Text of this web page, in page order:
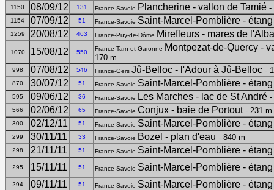
1150 08/09/12 131 France-Savoie Plancherine - vallon de Tamié -
1154 07/09/12 51 France-Savoie Saint-Marcel-Pomblière -
1259 20/08/12 463 France-Puy-de-Dôme Mirefleurs - mares de
1070 15/08/12 550
France-Tarn-et-Garonne Montpezat-de-Quercy -
170 m
998 07/08/12 546 France-Gers Jû-Belloc - l'Adour à Jû-Belloc -
870 30/07/12 51 France-Savoie Saint-Marcel-Pomblière -
595 09/06/12 36 France-Savoie Les Marches - lac de St André -
566 02/06/12 65 France-Savoie Conjux - baie de Portout- 231 m
300 02/12/11 51 France-Savoie Saint-Marcel-Pomblière -
299 30/11/11 33 France-Savoie Bozel - plan d'eau - 840 m
298 21/11/11 51 France-Savoie Saint-Marcel-Pomblière -
295 15/11/11 51 France-Savoie Saint-Marcel-Pomblière -
294 09/11/11 51 France-Savoie Saint-Marcel-Pomblière -